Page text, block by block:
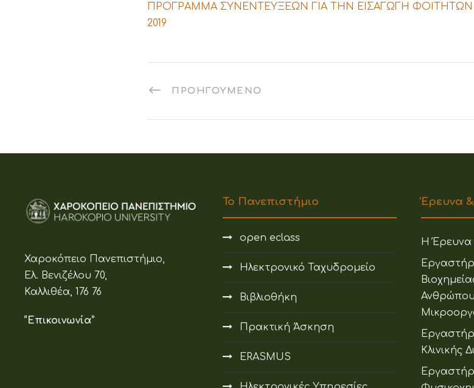
ΠΡΟΓΡΑΜΜΑ ΣΥΝΕΝΤΕΥΞΕΩΝ ΓΙΑ ΤΗΝ ΕΙΣΑΓΩΓΗ ΦΟΙΤΗΤΩΝ
2019
ΠΡΟΗΓΟΎΜΕΝΟ
Χαροκόπειο Πανεπιστήμιο,
Ελ. Βενιζέλου 70,
Καλλιθέα, 176 76
“Επικοινωνία”
Το Πανεπιστήμιο
open eclass
Ηλεκτρονικό Ταχυδρομείο
Βιβλιοθήκη
Πρακτική Άσκηση
ERASMUS
Έρευνα
Η Έρευνα
Κλινικής